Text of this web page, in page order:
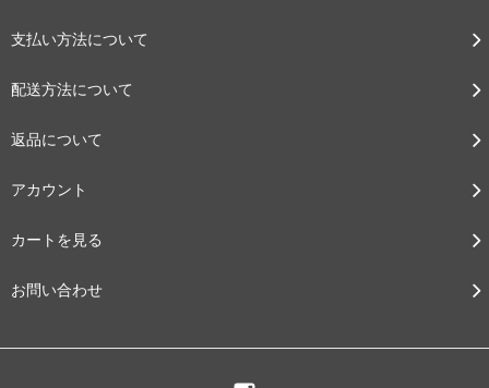
支払い方法について
配送方法について
返品について
アカウント
カートを見る
お問い合わせ